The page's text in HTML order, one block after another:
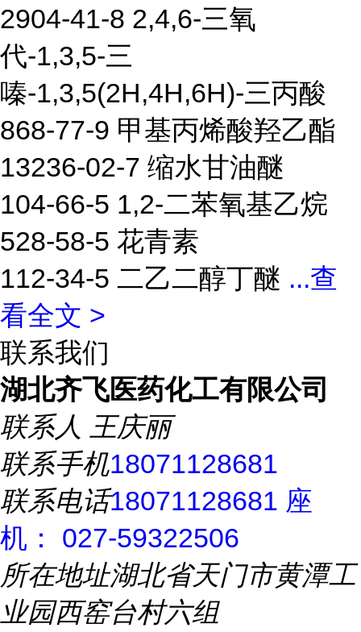
2904-41-8 2,4,6-三氧
代-1,3,5-三
嗪-1,3,5(2H,4H,6H)-三丙酸
868-77-9 甲基丙烯酸羟乙酯
13236-02-7 缩水甘油醚
104-66-5 1,2-二苯氧基乙烷
528-58-5 花青素
112-34-5 二乙二醇丁醚 ...查
看全文 >
联系我们
湖北齐飞医药化工有限公司
联系人 王庆丽
联系手机18071128681
联系电话18071128681 座
机： 027-59322506
所在地址湖北省天门市黄潭工
业园西窑台村六组